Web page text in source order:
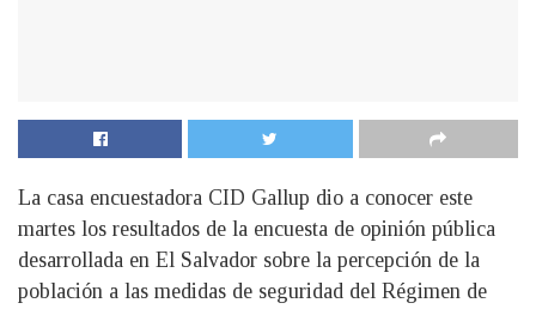
La casa encuestadora CID Gallup dio a conocer este
martes los resultados de la encuesta de opinión pública
desarrollada en El Salvador sobre la percepción de la
población a las medidas de seguridad del Régimen de